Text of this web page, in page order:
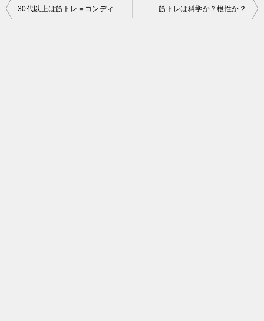
投
30代以上は筋トレ＝コンディショニング 筋トレは科学か？根性か？